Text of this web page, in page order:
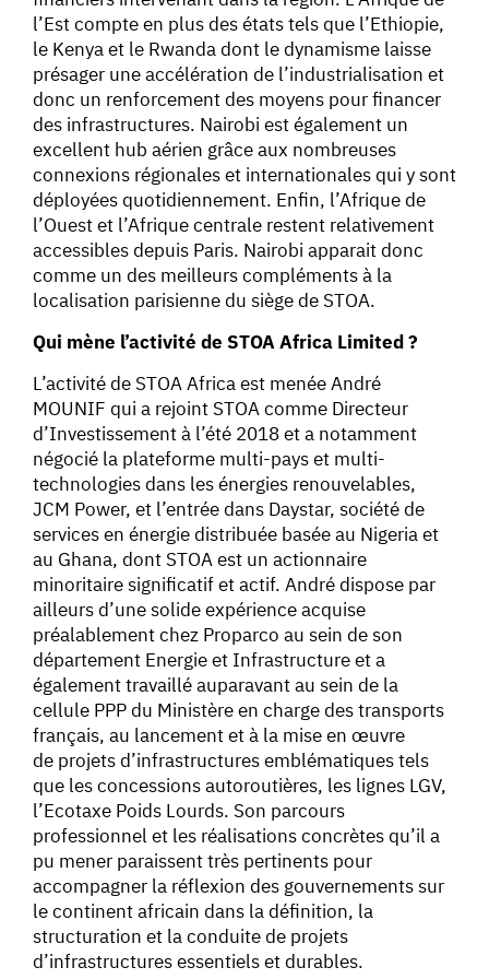
l’Est compte en plus des états tels que l’Ethiopie,
le Kenya et le Rwanda dont le dynamisme laisse
présager une accélération de l’industrialisation et
donc un renforcement des moyens pour financer
des infrastructures. Nairobi est également un
excellent hub aérien grâce aux nombreuses
connexions régionales et internationales qui y sont
déployées quotidiennement. Enfin, l’Afrique de
l’Ouest et l’Afrique centrale restent relativement
accessibles depuis Paris. Nairobi apparait donc
comme un des meilleurs compléments à la
localisation parisienne du siège de STOA.
Qui mène l’activité de STOA Africa Limited ?
L’activité de STOA Africa est menée André
MOUNIF qui a rejoint STOA comme Directeur
d’Investissement à l’été 2018 et a notamment
négocié la plateforme multi-pays et multi-
technologies dans les énergies renouvelables,
JCM Power, et l’entrée dans Daystar, société de
services en énergie distribuée basée au Nigeria et
au Ghana, dont STOA est un actionnaire
minoritaire significatif et actif. André dispose par
ailleurs d’une solide expérience acquise
préalablement chez Proparco au sein de son
département Energie et Infrastructure et a
également travaillé auparavant au sein de la
cellule PPP du Ministère en charge des transports
français, au lancement et à la mise en œuvre
de projets d’infrastructures emblématiques tels
que les concessions autoroutières, les lignes LGV,
l’Ecotaxe Poids Lourds. Son parcours
professionnel et les réalisations concrètes qu’il a
pu mener paraissent très pertinents pour
accompagner la réflexion des gouvernements sur
le continent africain dans la définition, la
structuration et la conduite de projets
d’infrastructures essentiels et durables.